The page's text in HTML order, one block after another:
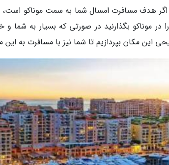
هدف مسافرت امسال شما به سمت موناکو است،
در موناکو بگذارنید در صورتی که بسیار به شما
این مکان بپردازیم تا شما نیز با مسافرت به این